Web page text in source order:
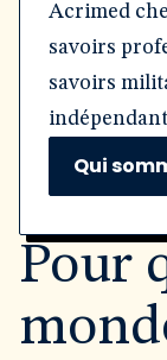
Acrimed
savoirs
savoirs
Qui
Pour